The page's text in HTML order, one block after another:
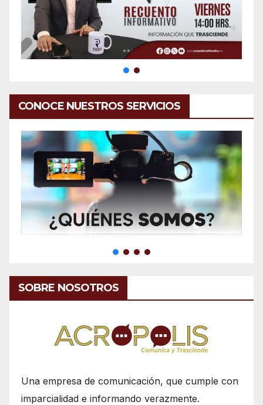
CONOCE NUESTROS SERVICIOS
SOBRE NOSOTROS
Una empresa de comunicación, que cumple con
imparcialidad e informando verazmente.